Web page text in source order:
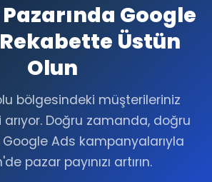
Google
Üstün
Olun
bölgesindeki müşterileriniz
Doğru zamanda, doğru
Ads kampanyalarıyla
pazar payınızı artırın.